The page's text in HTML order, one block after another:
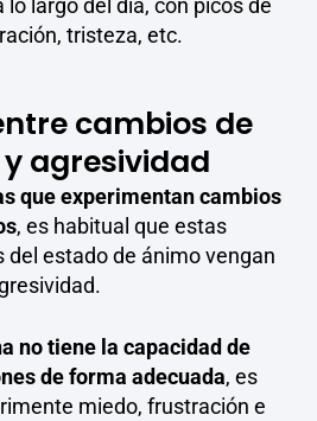
largo del día, con picos de
tristeza, etc.
cambios de
agresividad
que experimentan cambios
, es habitual que estas
del estado de ánimo vengan
no tiene la capacidad de
de forma adecuada, es
miedo, frustración e